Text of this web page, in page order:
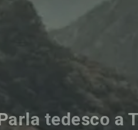
tedesco a